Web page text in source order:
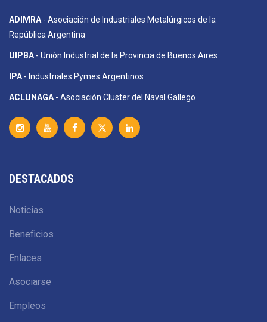
ADIMRA - Asociación de Industriales Metalúrgicos de la
República Argentina
UIPBA - Unión Industrial de la Provincia de Buenos Aires
IPA - Industriales Pymes Argentinos
ACLUNAGA - Asociación Cluster del Naval Gallego
DESTACADOS
Noticias
Beneficios
Enlaces
Asociarse
Empleos